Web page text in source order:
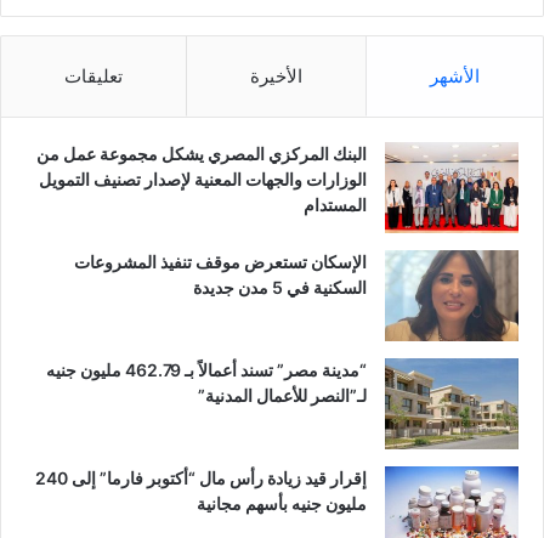
الأشهر الأخيرة تعليقات
البنك المركزي المصري يشكل مجموعة عمل من
الوزارات والجهات المعنية لإصدار تصنيف التمويل
المستدام
الإسكان تستعرض موقف تنفيذ المشروعات
السكنية في 5 مدن جديدة
“مدينة مصر” تسند أعمالاً بـ 462.79 مليون جنيه
لـ”النصر للأعمال المدنية”
إقرار قيد زيادة رأس مال “أكتوبر فارما” إلى 240
مليون جنيه بأسهم مجانية